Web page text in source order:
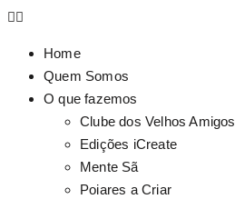
Home
Quem Somos
O que fazemos
Clube dos Velhos Amigos
Edições iCreate
Mente Sã
Poiares a Criar